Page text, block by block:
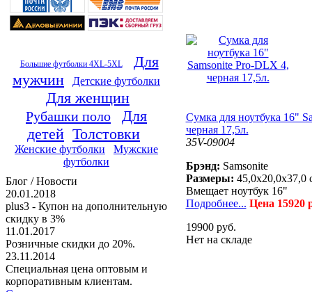
Большие футболки 4XL-5XL
Для
мужчин
Детские футболки
Для женщин
Рубашки поло
Для
детей Толстовки
Женские футболки
Мужские
футболки
Блог / Новости
20.01.2018
plus3 - Купон на дополнительную
скидку в 3%
11.01.2017
Розничные скидки до 20%.
23.11.2014
Специальная цена оптовым и
корпоративным клиентам.
Сумка для ноутбука 16"
черная 17,5л.
35V-09004
Брэнд: Samsonite
Размеры: 45,0x20,0x37,0
Вмещает ноутбук 16"
Подробнее... Цена 15920
19900 руб.
Нет на складе